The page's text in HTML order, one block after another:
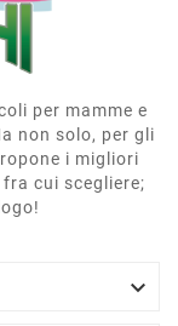
per mamme e
non solo, per gli
i migliori
cui scegliere;
